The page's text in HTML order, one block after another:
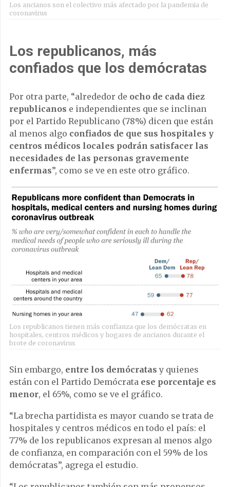
Los ancianos son el colectivo más afectado por la pandemia de
coronavirus
Los republicanos, más
confiados que los demócratas
Por otra parte, “alrededor de ocho de cada diez
republicanos e independientes que se inclinan
por el Partido Republicano (78%) dicen que están
al menos algo confiados de que sus hospitales y
centros médicos locales podrán satisfacer las
necesidades de las personas gravemente
enfermas”, como se ve en este otro gráfico.
Los republicanos tienen más confianza que los demócratas en
hospitales, centros médicos y hogares de ancianos durante el
brote de coronavirus
Sin embargo, entre los demócratas y quienes
están con el Partido Demócrata ese porcentaje es
menor, el 65%, como se ve el gráfico.
“La brecha partidista es mayor cuando se trata de
hospitales y centros médicos en todo el país: el
77% de los republicanos expresan al menos algo
de confianza, en comparación con el 59% de los
demócratas”, agrega el estudio.